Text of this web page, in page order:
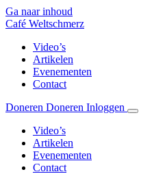
Ga naar inhoud
Café Weltschmerz
Video’s
Artikelen
Evenementen
Contact
Doneren Doneren Inloggen
Video’s
Artikelen
Evenementen
Contact